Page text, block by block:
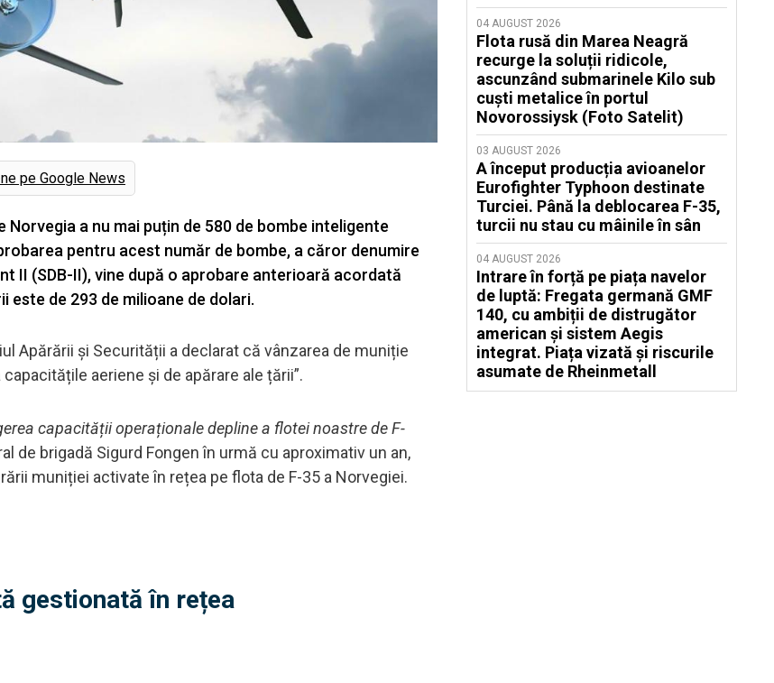
pe Google News
a nu mai puțin de 580 de bombe inteligente
pentru acest număr de bombe, a căror denumire
II (SDB-II), vine după o aprobare anterioară acordată
este de 293 de milioane de dolari.
Apărării și Securității a declarat că vânzarea de muniție
aeriene și de apărare ale țării”.
capacității operaționale depline a flotei noastre de F-
de brigadă Sigurd Fongen în urmă cu aproximativ un an,
muniției activate în rețea pe flota de F-35 a Norvegiei.
gestionată în rețea
04 AUGUST 2026
Flota rusă din Marea Neagră
recurge la soluții ridicole,
ascunzând submarinele Kilo sub
cuști metalice în portul
Novorossiysk (Foto Satelit)
03 AUGUST 2026
A început producția avioanelor
Eurofighter Typhoon destinate
Turciei. Până la deblocarea F-35,
turcii nu stau cu mâinile în sân
04 AUGUST 2026
Intrare în forță pe piața navelor
de luptă: Fregata germană GMF
140, cu ambiții de distrugător
american și sistem Aegis
integrat. Piața vizată și riscurile
asumate de Rheinmetall